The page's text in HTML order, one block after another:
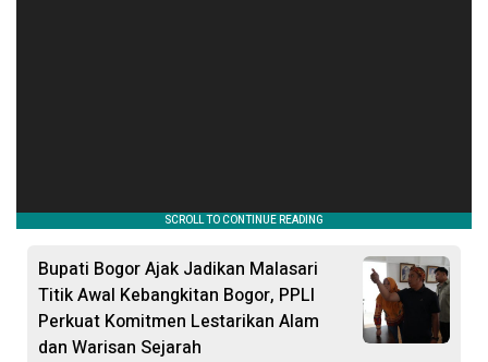
Bupati Bogor Ajak Jadikan Malasari
Titik Awal Kebangkitan Bogor, PPLI
Perkuat Komitmen Lestarikan Alam
dan Warisan Sejarah